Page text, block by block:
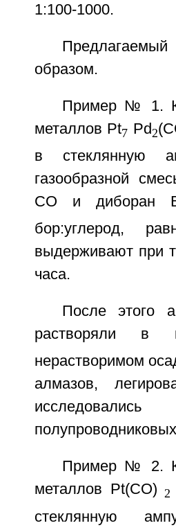
1:100-1000.
образом.
Пример № 1.
металлов Pt7 Pd 2
в стеклянную
газообразной
СО и диборан
бор:углерод,
выдерживают при
часа.
После этого
растворяли в
нерастворимом
алмазов,
Пример № 2.
металлов Pt(СO) 2
стеклянную